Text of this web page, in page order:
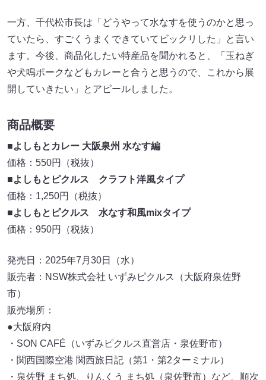
一方、千代松市長は「どうやって水なすを使うのかと思っ
ていたら、すごくうまくできていてビックリした」と言い
ます。今後、商品化したい特産品を聞かれると、「玉ねぎ
や犬鳴ポークなどもカレーと合うと思うので、これから展
開していきたい」とアピールしました。
商品概要
■よしもとカレー 大阪泉州 水なす編
価格：550円（税抜）
■よしもとピクルス クラフト洋風タイプ
価格：1,250円（税抜）
■よしもとピクルス 水なす和風mixタイプ
価格：950円（税抜）
発売日：2025年7月30日（水）
販売者：NSW株式会社 いずみピクルス（大阪府泉佐野
市）
販売場所：
●大阪府内
・SON CAFÉ（いずみピクルス直営店・泉佐野市）
・関西国際空港 関西旅日記（第1・第2ターミナル）
・泉佐野 まち処、りんくう まち処（泉佐野市）など、順次